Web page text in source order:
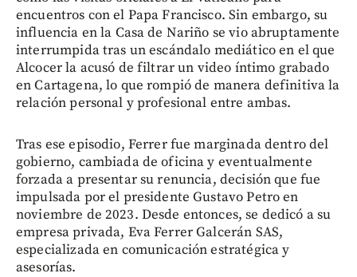
encuentros con el Papa Francisco. Sin embargo, su
influencia en la Casa de Nariño se vio abruptamente
interrumpida tras un escándalo mediático en el que
Alcocer la acusó de filtrar un video íntimo grabado
en Cartagena, lo que rompió de manera definitiva la
relación personal y profesional entre ambas.
Tras ese episodio, Ferrer fue marginada dentro del
gobierno, cambiada de oficina y eventualmente
forzada a presentar su renuncia, decisión que fue
impulsada por el presidente Gustavo Petro en
noviembre de 2023. Desde entonces, se dedicó a su
empresa privada, Eva Ferrer Galcerán SAS,
especializada en comunicación estratégica y
asesorías.